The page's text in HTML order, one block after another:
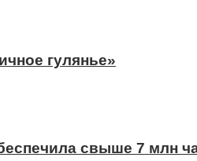
гулянье»
свыше 7 млн